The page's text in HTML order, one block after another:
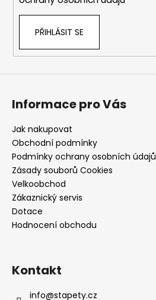
PŘIHLÁSIT SE
Informace pro Vás
Jak nakupovat
Obchodní podmínky
Podmínky ochrany osobních údajů
Zásady souborů Cookies
Velkoobchod
Zákaznický servis
Dotace
Hodnocení obchodu
Kontakt
info@stapety.cz